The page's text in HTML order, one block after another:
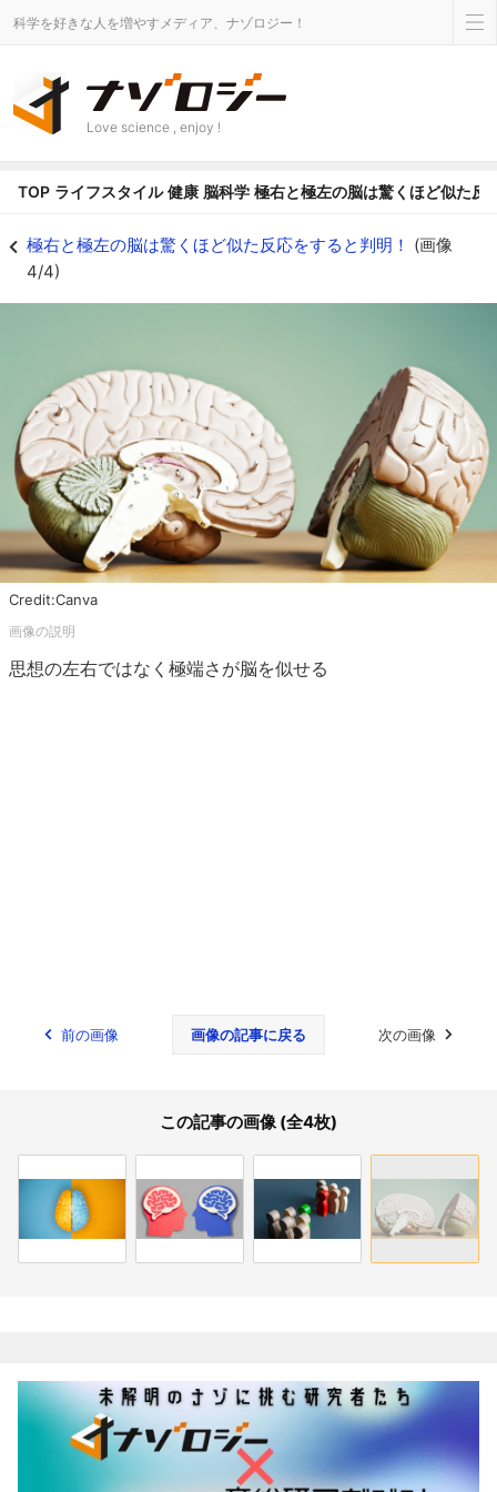
科学を好きな人を増やすメディア、ナゾロジー！
Love science , enjoy !
TOP ライフスタイル 健康 脳科学 極右と極左の脳は驚くほど似た反
極右と極左の脳は驚くほど似た反応をすると判明！ (画像
4/4)
Credit:Canva
思想の左右ではなく極端さが脳を似せる
前の画像 画像の記事に戻る 次の画像
この記事の画像 (全4枚)